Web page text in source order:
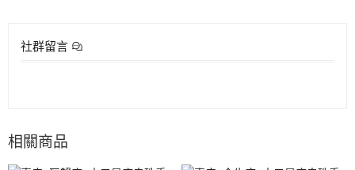
社群留言
相關商品